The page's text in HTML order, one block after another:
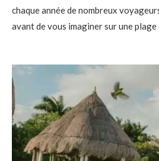
chaque année de nombreux
avant de vous imaginer sur une